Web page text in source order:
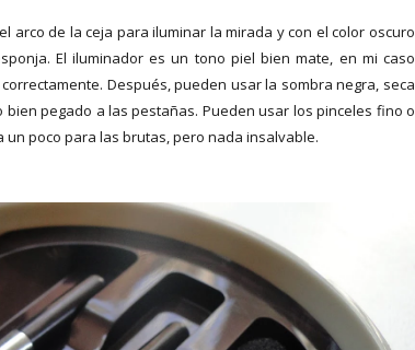
arco de la ceja para iluminar la mirada y con el color oscuro
El iluminador es un tono piel bien mate, en mi caso
Después, pueden usar la sombra negra, seca
pegado a las pestañas. Pueden usar los pinceles fino o
poco para las brutas, pero nada insalvable.